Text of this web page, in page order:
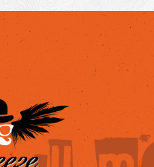
légales